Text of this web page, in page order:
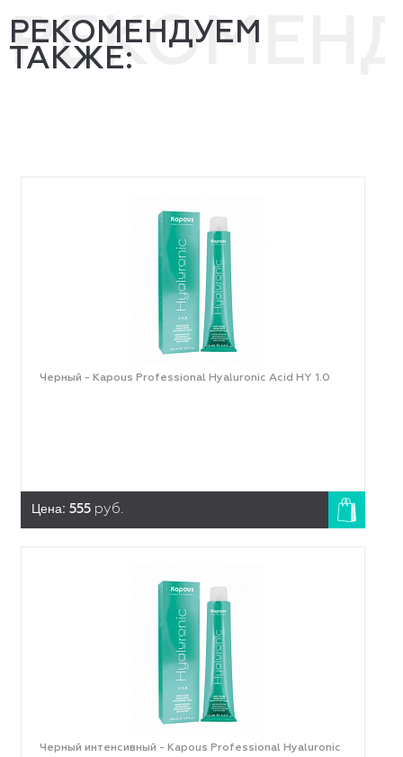
РЕКОМЕНДУЕМ
ТАКЖЕ:
Черный - Kapous Professional Hyaluronic Acid HY 1.0
Цена: 555 руб.
Черный интенсивный - Kapous Professional Hyaluronic